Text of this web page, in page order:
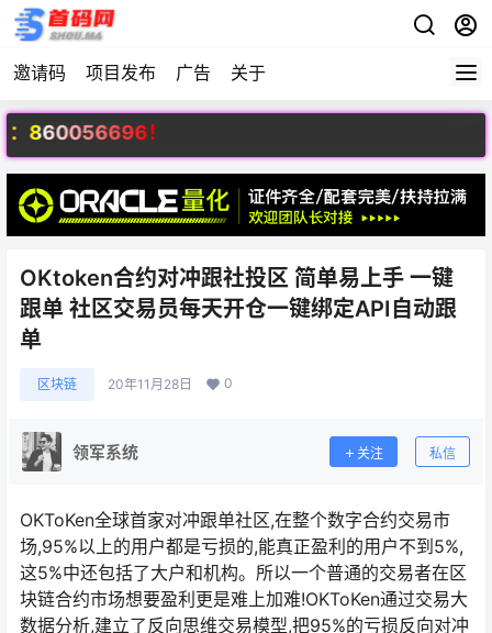
邀请码 项目发布 广告 关于
！
OKtoken合‮冲对约‬跟‮投社‬区 简单易上手 一‬键
跟单 社区交易员每天开仓一键绑定API自动跟
单
区块链 20年11月28日 0
领军系统 关注 私信
OKToKen全球首家对冲跟单社区,在整个数字合约交易市
场,95%以上的用户都是亏损的,能真正盈利的用户不到5%,
这5%中还包括了大户和机构。所以一个普通的交易者在区
块链合约市场想要盈利更是难上加难!OKToKen通过交易大
数据分析,建立了反向思维交易模型,把95%的亏损反向对冲